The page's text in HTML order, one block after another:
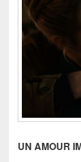
UN AMOUR